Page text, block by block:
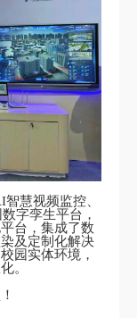
慧视频监控、
字孪生平台，
台，集成了数
及定制化解决
园实体环境，
。